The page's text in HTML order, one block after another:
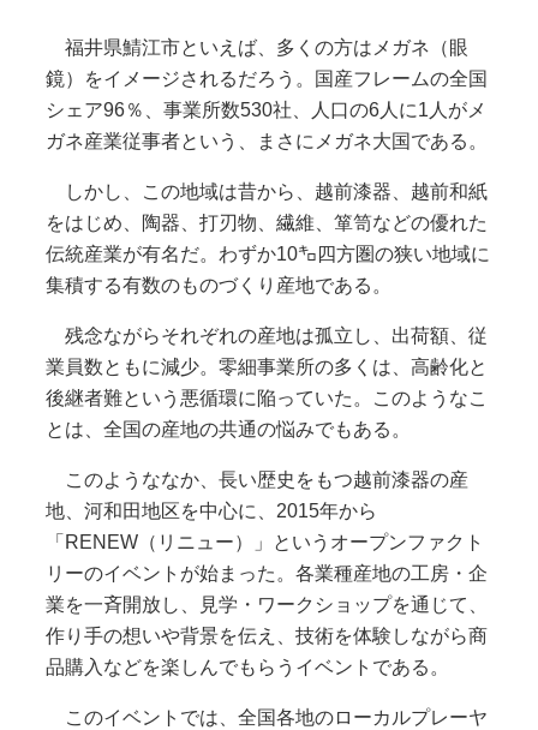
福井県鯖江市といえば、多くの方はメガネ（眼
鏡）をイメージされるだろう。国産フレームの全国
シェア96％、事業所数530社、人口の6人に1人がメ
ガネ産業従事者という、まさにメガネ大国である。
しかし、この地域は昔から、越前漆器、越前和紙
をはじめ、陶器、打刃物、繊維、箪笥などの優れた
伝統産業が有名だ。わずか10㌔四方圏の狭い地域に
集積する有数のものづくり産地である。
残念ながらそれぞれの産地は孤立し、出荷額、従
業員数ともに減少。零細事業所の多くは、高齢化と
後継者難という悪循環に陥っていた。このようなこ
とは、全国の産地の共通の悩みでもある。
このようななか、長い歴史をもつ越前漆器の産
地、河和田地区を中心に、2015年から
「RENEW（リニュー）」というオープンファクト
リーのイベントが始まった。各業種産地の工房・企
業を一斉開放し、見学・ワークショップを通じて、
作り手の想いや背景を伝え、技術を体験しながら商
品購入などを楽しんでもらうイベントである。
このイベントでは、全国各地のローカルプレーヤ